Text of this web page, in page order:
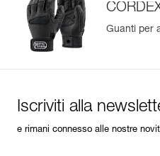
Guanti per
Iscriviti alla
e rimani connesso alle nostre